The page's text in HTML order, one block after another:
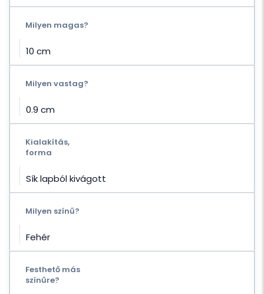
Milyen magas?
10 cm
Milyen vastag?
0.9 cm
Kialakítás,
forma
Sík lapból kivágott
Milyen színű?
Fehér
Festhető más
színűre?